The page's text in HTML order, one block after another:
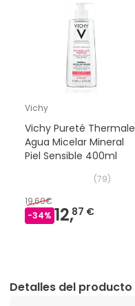
Vichy
Vichy Pureté Thermale
Agua Micelar Mineral
Piel Sensible 400ml
(79)
19,60€
-34% 12,87 €
Detalles del producto